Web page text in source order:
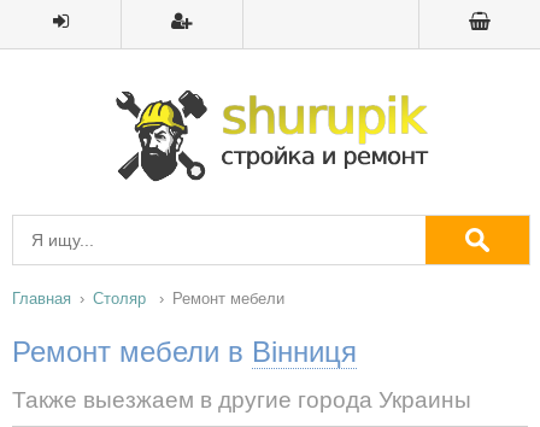
Главная Столяр Ремонт мебели
Ремонт мебели в Вінниця
Также выезжаем в другие города Украины